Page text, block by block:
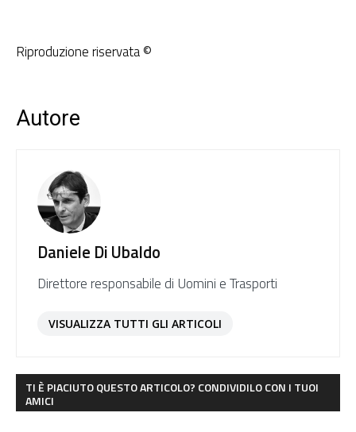
Riproduzione riservata ©
Autore
Daniele Di Ubaldo
Direttore responsabile di Uomini e Trasporti
VISUALIZZA TUTTI GLI ARTICOLI
TI È PIACIUTO QUESTO ARTICOLO? CONDIVIDILO CON I TUOI
AMICI